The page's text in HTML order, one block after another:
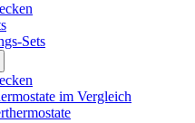
Sets
im Vergleich